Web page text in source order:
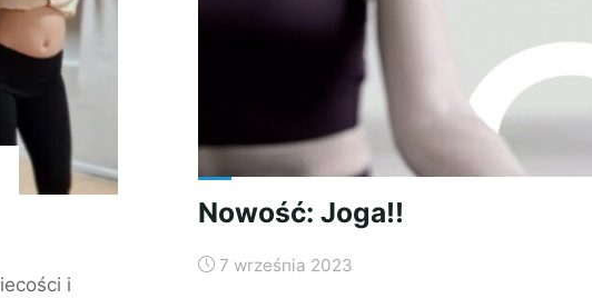
i
Nowość: Joga!!
7 września 2023